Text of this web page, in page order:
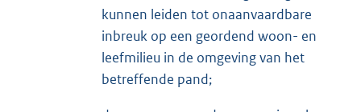
kunnen leiden tot onaanvaardbare
inbreuk op een geordend woon- en
leefmilieu in de omgeving van het
betreffende pand;